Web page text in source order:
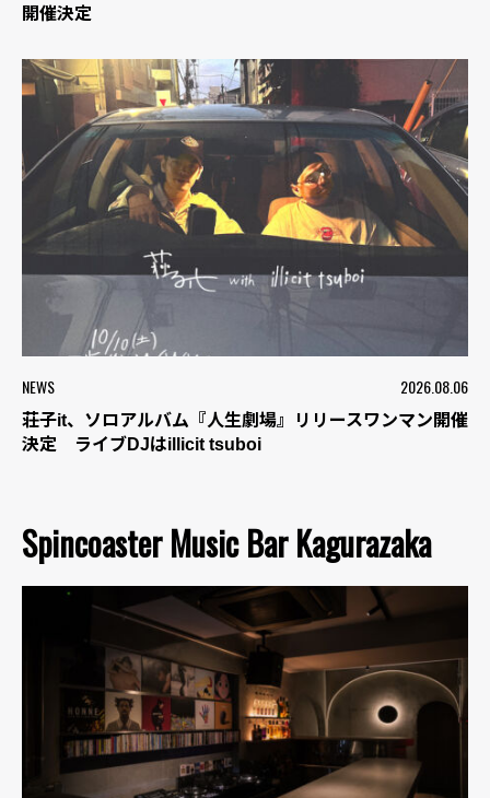
開催決定
NEWS 2026.08.06
荘子it、ソロアルバム『人生劇場』リリースワンマン開催
決定 ライブDJはillicit tsuboi
Spincoaster Music Bar Kagurazaka